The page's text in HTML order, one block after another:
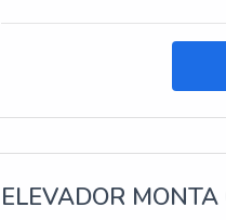
ELEVADOR